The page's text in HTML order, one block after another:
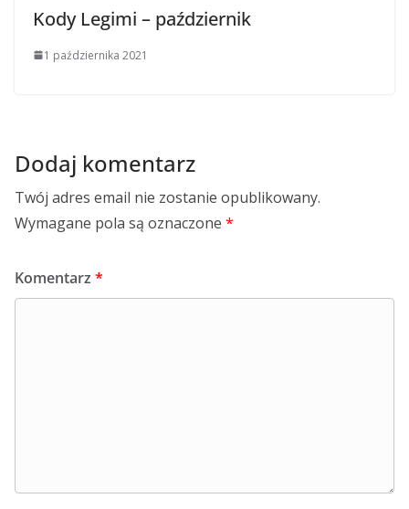
Kody Legimi – październik
1 października 2021
Dodaj komentarz
Twój adres email nie zostanie opublikowany.
Wymagane pola są oznaczone *
Komentarz *